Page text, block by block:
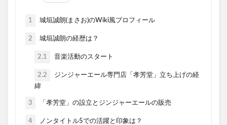
1 城垣誠朗(まさお)のWiki風プロフィール
2 城垣誠朗の経歴は？
2.1 音楽活動のスタート
2.2
ジンジャーエール専門店「孝芳堂」立ち上げの経
緯
3 「孝芳堂」の設立とジンジャーエールの販売
4 ノンタイトル5での活躍と印象は？